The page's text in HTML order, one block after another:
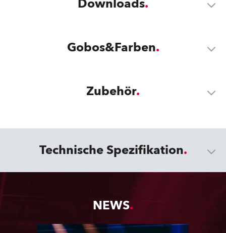
Downloads
Gobos&Farben
Zubehör
Technische Spezifikation
NEWS